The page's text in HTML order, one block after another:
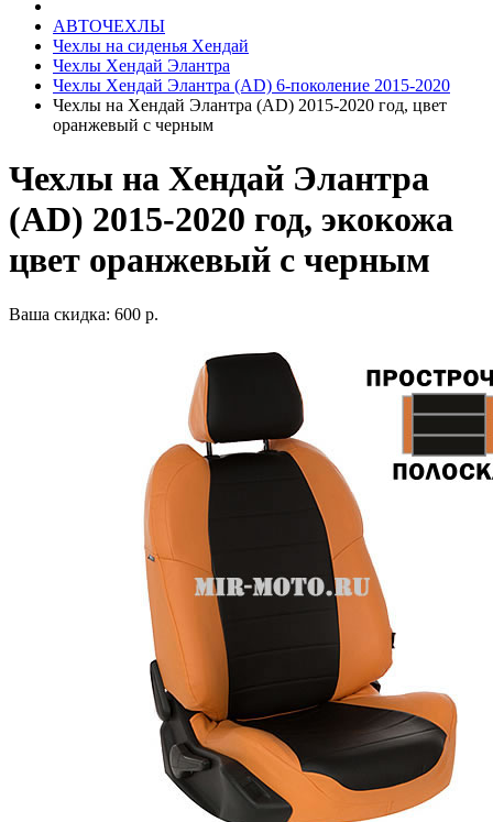
АВТОЧЕХЛЫ
Чехлы на сиденья Хендай
Чехлы Хендай Элантра
Чехлы Хендай Элантра (AD) 6-поколение 2015-2020
Чехлы на Хендай Элантра (AD) 2015-2020 год, цвет
оранжевый с черным
Чехлы на Хендай Элантра
(AD) 2015-2020 год, экокожа
цвет оранжевый с черным
Ваша скидка: 600 р.